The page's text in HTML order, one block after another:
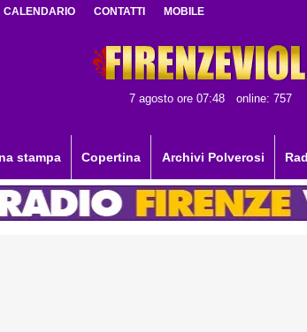
CALENDARIO CONTATTI MOBILE
7 agosto ore 07:48 online: 757
stampa Copertina Archivi Polverosi